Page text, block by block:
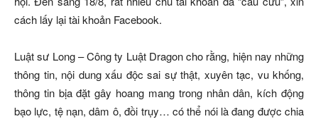
cách lấy lại tài khoản Facebook.
Luật sư Long – Công ty Luật Dragon cho rằng, hiện nay những
thông tin, nội dung xấu độc sai sự thật, xuyên tạc, vu khống,
thông tin bịa đặt gây hoang mang trong nhân dân, kích động
bạo lực, tệ nạn, dâm ô, đồi trụy… có thể nói là đang được chia